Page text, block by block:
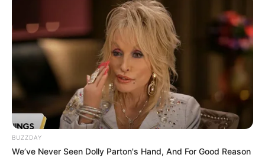
YouTube
Ditelusuri pada tahun 2023 dari laman Social Blade,penghasilan
yang diperoleh Amel Carla dari YouTube per bulan sekitar $3 –
$43 atau mencapai Rp46 ribu – Rp661 ribu.
BUZZDAY
We’ve Never Seen Dolly Parton's Hand, And For Good Reason